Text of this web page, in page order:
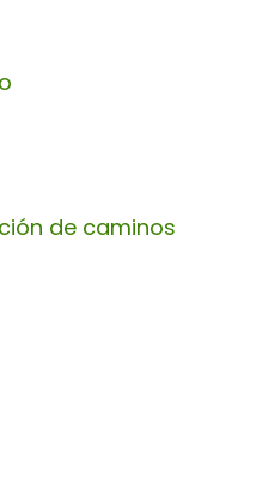
de caminos